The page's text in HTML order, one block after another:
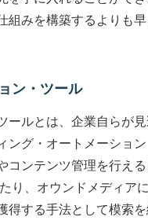
組みを構築するよりも
ン・ツール
ールとは、企業自らが
ング・オートメーショ
コンテンツ管理を行え
り、オウンドメディア
得する手法として模索を